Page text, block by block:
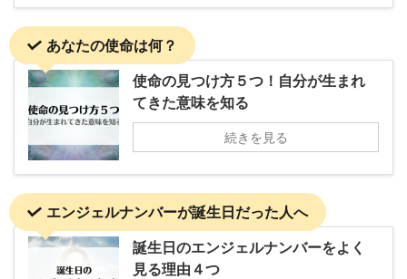
あなたの使命は何？
使命の見つけ方５つ！自分が生まれ
てきた意味を知る
続きを見る
エンジェルナンバーが誕生日だった人へ
誕生日のエンジェルナンバーをよく
見る理由４つ